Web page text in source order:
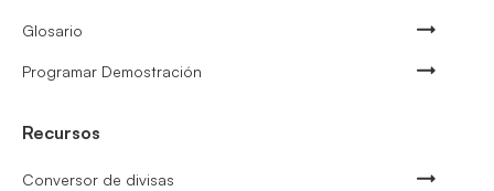
Glosario
Programar Demostración
Recursos
Conversor de divisas